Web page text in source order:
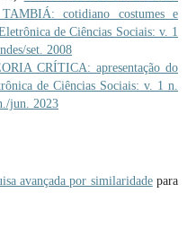
cotidiano costumes e
de Ciências Sociais: v. 1
set. 2008
CRÍTICA: apresentação do
de Ciências Sociais: v. 1 n.
jun. 2023
avançada por similaridadepara